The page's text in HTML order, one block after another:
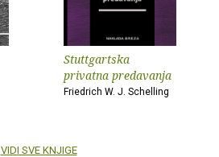
Stuttgartska
privatna predavanja
Friedrich W. J. Schelling
VIDI SVE KNJIGE